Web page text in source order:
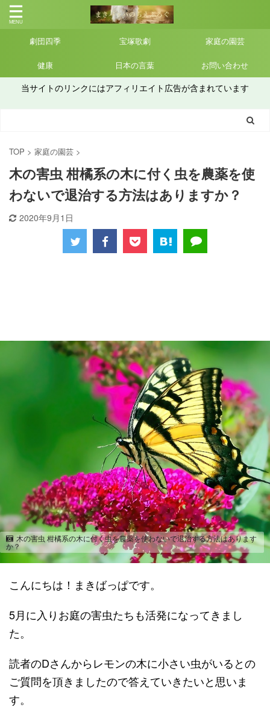
劇団四季 宝塚歌劇 家庭の園芸
健康 日本の言葉 お問い合わせ
当サイトのリンクにはアフィリエイト広告が含まれています
TOP > 家庭の園芸 >
木の害虫 柑橘系の木に付く虫を農薬を使
わないで退治する方法はありますか？
2020年9月1日
木の害虫 柑橘系の木に付く虫を農薬を使わないで退治する方法はあります
か？
こんにちは！まきばっぱです。
5月に入りお庭の害虫たちも活発になってきまし
た。
読者のDさんからレモンの木に小さい虫がいるとの
ご質問を頂きましたので答えていきたいと思いま
す。